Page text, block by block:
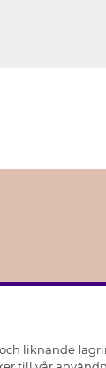
liknande